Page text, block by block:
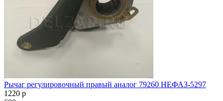
Рычаг регулировочный правый аналог 79260 НЕФАЗ-5297
1220 p